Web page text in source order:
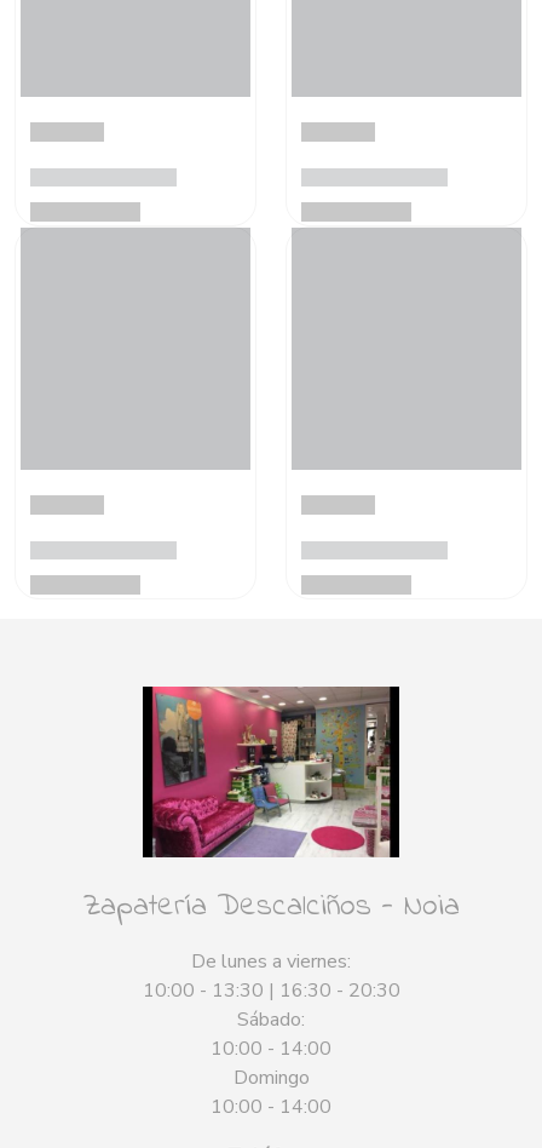
Zapatería Descalciños - Noia
De lunes a viernes:
10:00 - 13:30 | 16:30 - 20:30
Sábado:
10:00 - 14:00
Domingo
10:00 - 14:00